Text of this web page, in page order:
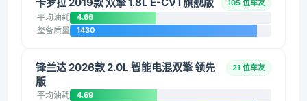
105 位车友
平均油耗 4.66
整备质量 1430
锋兰达 2026款 2.0L 智能电混双擎 领先
版
21 位车友
平均油耗 4.69